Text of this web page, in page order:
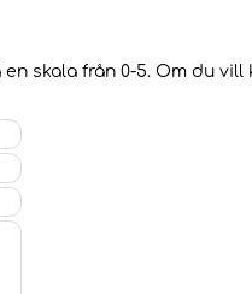
en skala från 0-5. Om du